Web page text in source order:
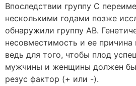
Впоследствии группу C
несколькими годами позже
обнаружили группу AB.
несовместимость и ее причина
ведь для того, чтобы плод
мужчины и женщины должен
резус фактор (+ или -).